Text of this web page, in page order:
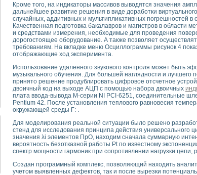
элементной базы машин
module для моделирования электромагнитных процессов с
скорости подвижного состава для тренажера машиниста
исследований в гиперзвуковых аэродинамических
Nl SCXI для ультразвуковых контрольно-измерительных
сварных швов металлоконструкций
зрения в составе системы управления движением
системы для лабораторных испытаний материалов методом
комплекс аппаратуры для определения тепловых и
процессов ДВС в динамических режимах
систем передачи данных
для исследования АЧХ и ФЧХ активных фильтров
для исследования параметров двухполюсников
операционных усилителей с применением аппаратно-
на основе цифровой обработки выборок мгновенных
компенсации эхо-сигналов
Кроме того, на индикаторы массивов выводятся значения
дальнейшее развитие решения в виде доработки
случайных, аддитивных и мультипликативных погрешностей в
Качественная подготовка бакалавров и магистров в области
и средствами измерения, необходимые для проведения
дорогостоящее оборудование. А также позволяет
требованиям. На вкладке меню Осциллограммы рисунок 4
отображающие ход эксперимента.
Использование удаленного звукового контроля может быть
музыкального обучения. Для большей наглядности и
принято решение продублировать цифровое отсчетное
двоичный код на выходе АЦП с помощью набора двоичных
плата ввода-вывода М-серии NI PCI-6251, соединительные
Pentium 42. После установления теплового равновесия
окружающей среды Г: .
Для моделирования реальной ситуации было решено
стенд для исследования принципа действия универсального
значения λi элементов ПрО, находим сначала суммарную
вероятность безотказной работы Pt по известному
спектр мощности гармоник при сопротивлении нагрузки цепи,
Создан программный комплекс, позволяющий находить
учетом выявленных дефектов, так и после вырезки